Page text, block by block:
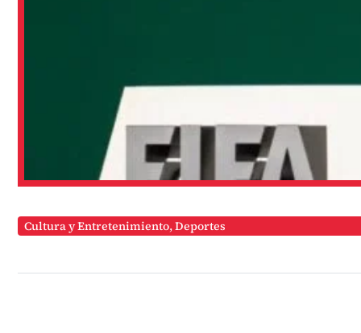
Cultura y Entretenimiento,Deportes